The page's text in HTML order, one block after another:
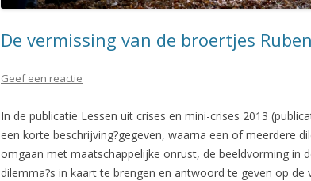
De vermissing van de broertjes
Geef een reactie
In de publicatie Lessen uit crises en mini-crises 2013
een korte beschrijving?gegeven, waarna een of meerdere
omgaan met maatschappelijke onrust, de beeldvorming in
dilemma?s in kaart te brengen en antwoord te geven op